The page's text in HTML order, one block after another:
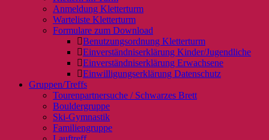
Anmeldung Kletterturm
Warteliste Kletterturm
Formulare zum Download
Benutzungsordnung Kletterturm
Einverständniserklärung Kinder/Jugendliche
Einverständniserklärung Erwachsene
Einwilligungserklärung Datenschutz
Gruppen/Treffs
Tourenpartnersuche / Schwarzes Brett
Bouldergruppe
Ski-Gymnastik
Familiengruppe